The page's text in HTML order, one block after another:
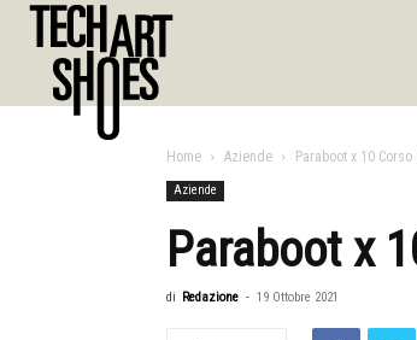
Home Aziende Paraboot x 10 Corso
Aziende
Paraboot x
di Redazione - 19 Ottobre 2021